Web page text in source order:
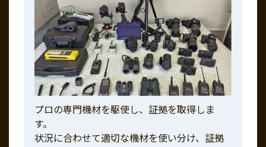
プロの専門機材を駆使し、証拠を取得しま
す。
状況に合わせて適切な機材を使い分け、証拠